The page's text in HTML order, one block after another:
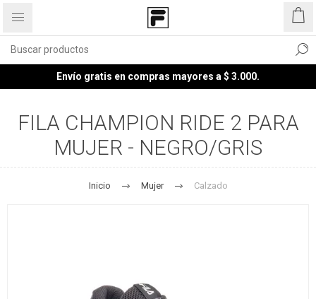
Envío gratis en compras mayores a $ 3.000.
FILA CHAMPION RIDE 2 PARA
MUJER - NEGRO/GRIS
Inicio Mujer Calzado